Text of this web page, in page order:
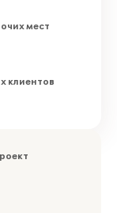
мест
клиентов